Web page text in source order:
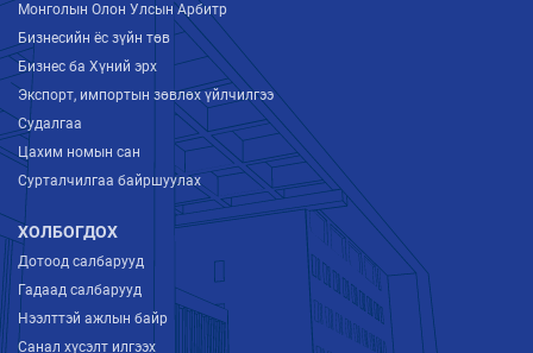
Монголын Олон Улсын Арбитр
Бизнесийн ёс зүйн төв
Бизнес ба Хүний эрх
Экспорт, импортын зөвлөх үйлчилгээ
Судалгаа
Цахим номын сан
Сурталчилгаа байршуулах
ХОЛБОГДОХ
Дотоод салбарууд
Гадаад салбарууд
Нээлттэй ажлын байр
Санал хүсэлт илгээх